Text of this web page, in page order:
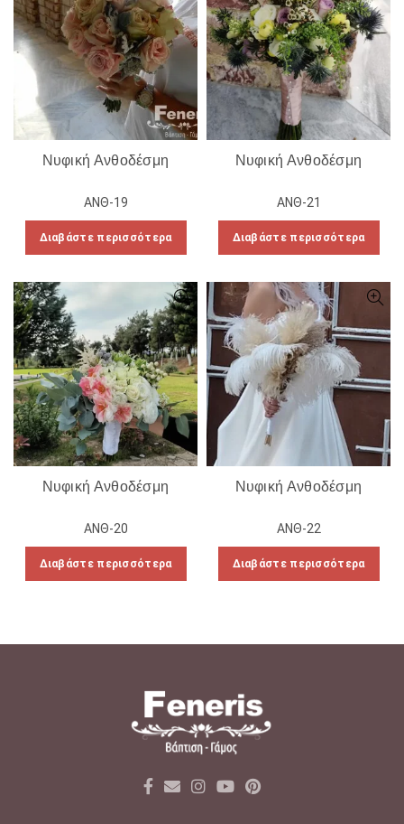
Νυφική Ανθοδέσμη
ΑΝΘ-19
Διαβάστε περισσότερα
Νυφική Ανθοδέσμη
ΑΝΘ-21
Διαβάστε περισσότερα
Νυφική Ανθοδέσμη
ΑΝΘ-20
Διαβάστε περισσότερα
Νυφική Ανθοδέσμη
ΑΝΘ-22
Διαβάστε περισσότερα